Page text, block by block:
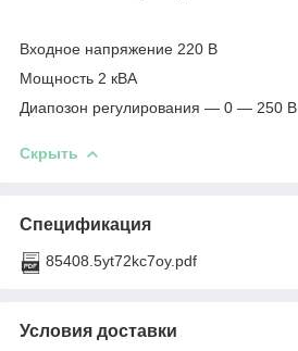
Входное напряжение 220 В
Мощность 2 кВА
Диапозон регулирования — 0 — 250 В
Скрыть
Спецификация
85408.5yt72kc7oy.pdf
Условия доставки